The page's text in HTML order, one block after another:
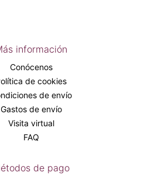
información
Conócenos
de cookies
de envío
Gastos de envío
Visita virtual
FAQ
de pago